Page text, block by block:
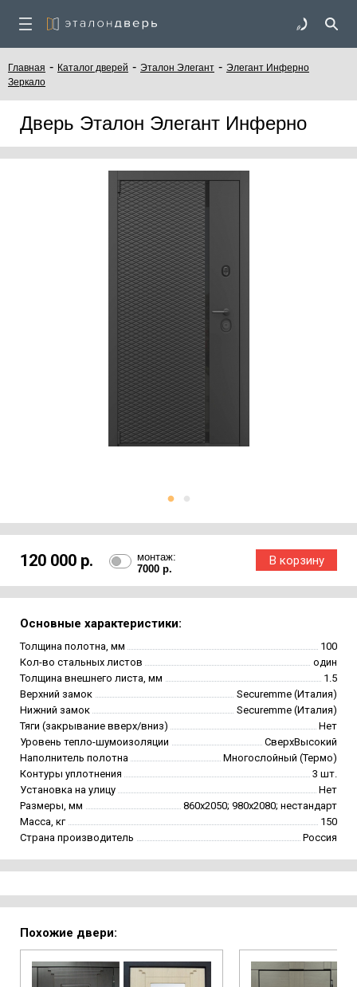
Главная - Каталог дверей - Эталон Элегант - Элегант Инферно
Зеркало
Дверь Эталон Элегант Инферно
120 000 р.
монтаж:
7000 р.
Основные характеристики:
Толщина полотна, мм
100
Кол-во стальных листов
один
Толщина внешнего листа, мм
1.5
Верхний замок
Securemme (Италия)
Нижний замок
Securemme (Италия)
Тяги (закрывание вверх/вниз)
Нет
Уровень тепло-шумоизоляции
СверхВысокий
Наполнитель полотна
Многослойный (Термо)
Контуры уплотнения
3 шт.
Установка на улицу
Нет
Размеры, мм
860х2050; 980х2080; нестандарт
Масса, кг
150
Страна производитель
Россия
Похожие двери: